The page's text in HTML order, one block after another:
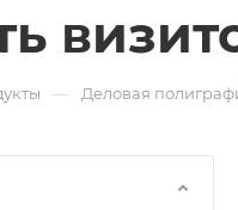
— Деловая